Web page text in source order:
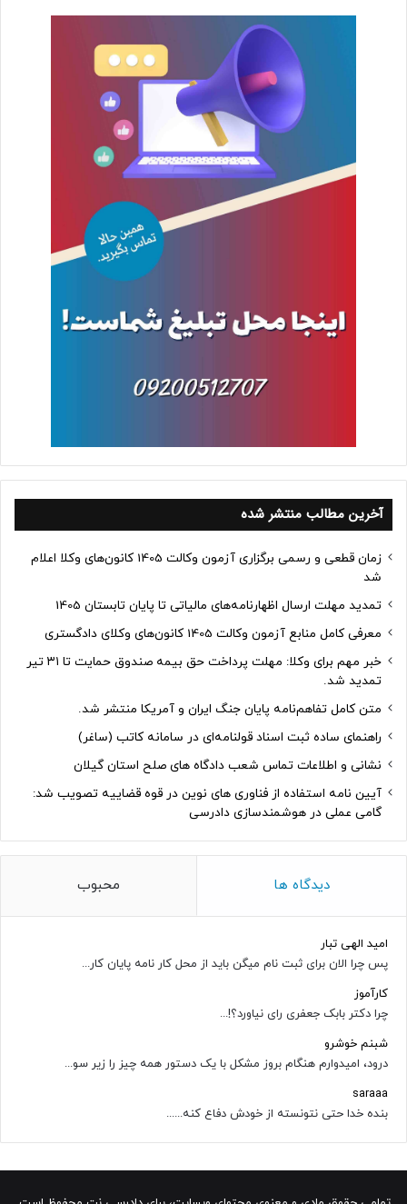
آخرین مطالب منتشر شده
زمان قطعی و رسمی برگزاری آزمون وکالت 1405 کانون‌های وکلا اعلام
شد
تمدید مهلت ارسال اظهارنامه‌های مالیاتی تا پایان تابستان 1405
معرفی کامل منابع آزمون وکالت 1405 کانون‌های وکلای دادگستری
خبر مهم برای وکلا: مهلت پرداخت حق بیمه صندوق حمایت تا ۳۱ تیر
تمدید شد.
متن کامل تفاهم‌نامه پایان جنگ ایران و آمریکا منتشر شد.
راهنمای ساده ثبت اسناد قولنامه‌ای در سامانه کاتب (ساغر)
نشانی و اطلاعات تماس شعب دادگاه های صلح استان گیلان
آیین نامه استفاده از فناوری های نوین در قوه قضاییه تصویب شد:
گامی عملی در هوشمندسازی دادرسی
دیدگاه ها محبوب
امید الهی تبار
پس چرا الان برای ثبت نام میگن باید از محل کار نامه پایان کار...
کارآموز
چرا دکتر بابک جعفری رای نیاورد؟!...
شبنم خوشرو
درود، امیدوارم هنگام بروز مشکل با یک دستور همه چیز را زیر سو...
saraaa
بنده خدا حتی نتونسته از خودش دفاع کنه......